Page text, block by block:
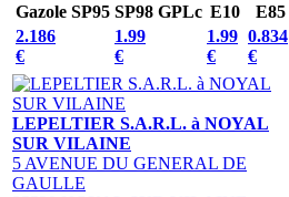
Gazole SP95 SP98 GPLc E10
E85
2.186
€
1.99
€
1.99
€
0.834
€
LEPELTIER S.A.R.L. à NOYAL
SUR VILAINE
5 AVENUE DU GENERAL DE
GAULLE